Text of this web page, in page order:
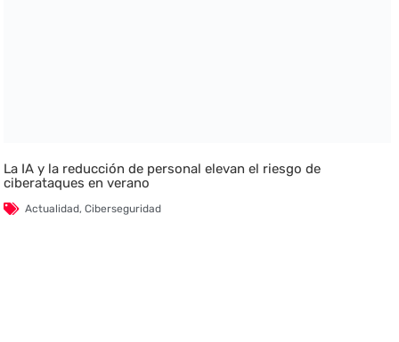
La IA y la reducción de personal elevan el riesgo de
ciberataques en verano
Actualidad,Ciberseguridad